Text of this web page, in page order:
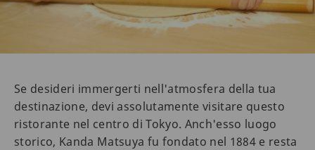
Se desideri immergerti nell'atmosfera della tua
destinazione, devi assolutamente visitare questo
ristorante nel centro di Tokyo. Anch'esso luogo
storico, Kanda Matsuya fu fondato nel 1884 e resta